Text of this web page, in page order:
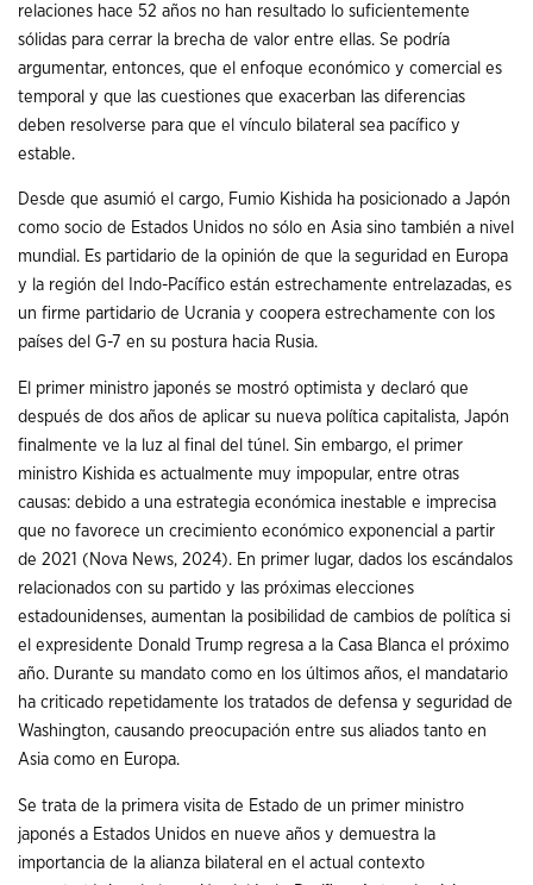
relaciones hace 52 años no han resultado lo suficientemente
sólidas para cerrar la brecha de valor entre ellas. Se podría
argumentar, entonces, que el enfoque económico y comercial es
temporal y que las cuestiones que exacerban las diferencias
deben resolverse para que el vínculo bilateral sea pacífico y
estable.
Desde que asumió el cargo, Fumio Kishida ha posicionado a Japón
como socio de Estados Unidos no sólo en Asia sino también a nivel
mundial. Es partidario de la opinión de que la seguridad en Europa
y la región del Indo-Pacífico están estrechamente entrelazadas, es
un firme partidario de Ucrania y coopera estrechamente con los
países del G-7 en su postura hacia Rusia.
El primer ministro japonés se mostró optimista y declaró que
después de dos años de aplicar su nueva política capitalista, Japón
finalmente ve la luz al final del túnel. Sin embargo, el primer
ministro Kishida es actualmente muy impopular, entre otras
causas: debido a una estrategia económica inestable e imprecisa
que no favorece un crecimiento económico exponencial a partir
de 2021 (Nova News, 2024). En primer lugar, dados los escándalos
relacionados con su partido y las próximas elecciones
estadounidenses, aumentan la posibilidad de cambios de política si
el expresidente Donald Trump regresa a la Casa Blanca el próximo
año. Durante su mandato como en los últimos años, el mandatario
ha criticado repetidamente los tratados de defensa y seguridad de
Washington, causando preocupación entre sus aliados tanto en
Asia como en Europa.
Se trata de la primera visita de Estado de un primer ministro
japonés a Estados Unidos en nueve años y demuestra la
importancia de la alianza bilateral en el actual contexto